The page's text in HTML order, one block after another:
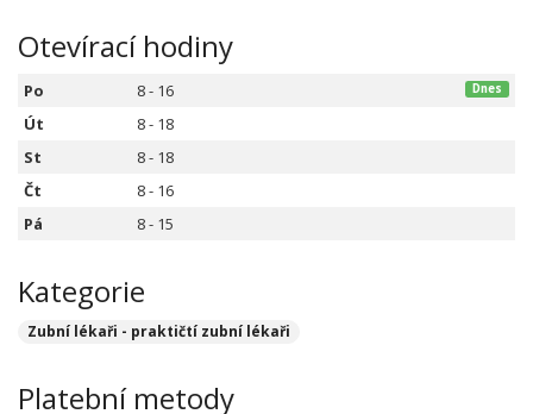
Otevírací hodiny
Po 8 - 16 Dnes
Út
8 - 18
St
8 - 18
Čt
8 - 16
Pá
8 - 15
Kategorie
Zubní lékaři - praktičtí zubní lékaři
Platební metody